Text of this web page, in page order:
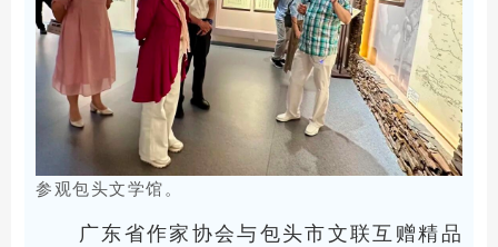
参观包头文学馆。
广东省作家协会与包头市文联互赠精品